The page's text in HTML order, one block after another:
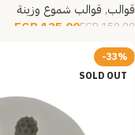
قوالب, قوالب شموع وزينة
150.00
EGP
125.00
EGP
إضافة إلى السلة
-33%
SOLD OUT